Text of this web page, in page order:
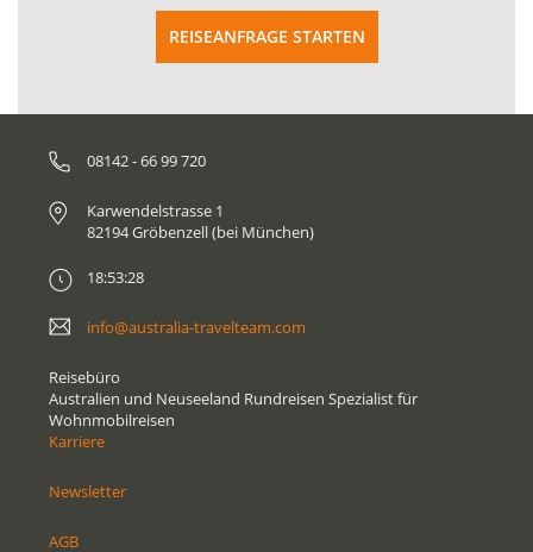
REISEANFRAGE STARTEN
08142 - 66 99 720
Karwendelstrasse 1
82194 Gröbenzell (bei München)
18:53:28
info@australia-travelteam.com
Reisebüro
Australien und Neuseeland Rundreisen Spezialist für
Wohnmobilreisen
Karriere
Newsletter
AGB